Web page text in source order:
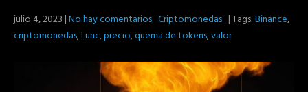
julio 4, 2023|No hay comentarios Criptomonedas | Tags:Binance,
criptomonedas,Lunc,precio,quema de tokens,valor